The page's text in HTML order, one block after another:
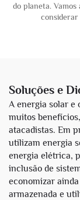
do planeta.
considerar
Soluções e
A energia solar e
muitos
atacadistas. Em
utilizam energia
energia elétrica,
inclusão de
economizar
armazenada e